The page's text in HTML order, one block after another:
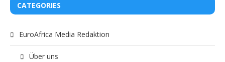
CATEGORIES
EuroAfrica Media Redaktion
Über uns